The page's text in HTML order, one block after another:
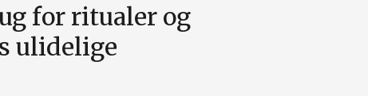
for ritualer og
ulidelige